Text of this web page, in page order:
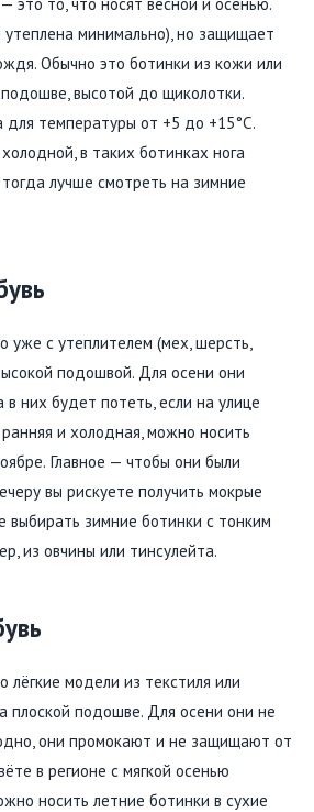
минимально), но защищает
Обычно это ботинки из кожи или
высотой до щиколотки.
температуры от +5 до +15°C.
в таких ботинках нога
лучше смотреть на зимние
уже с утеплителем (мех, шерсть,
подошвой. Для осени они
них будет потеть, если на улице
и холодная, можно носить
Главное — чтобы они были
вы рискуете получить мокрые
выбирать зимние ботинки с тонким
из овчины или тинсулейта.
лёгкие модели из текстиля или
плоской подошве. Для осени они не
они промокают и не защищают от
в регионе с мягкой осенью
носить летние ботинки в сухие